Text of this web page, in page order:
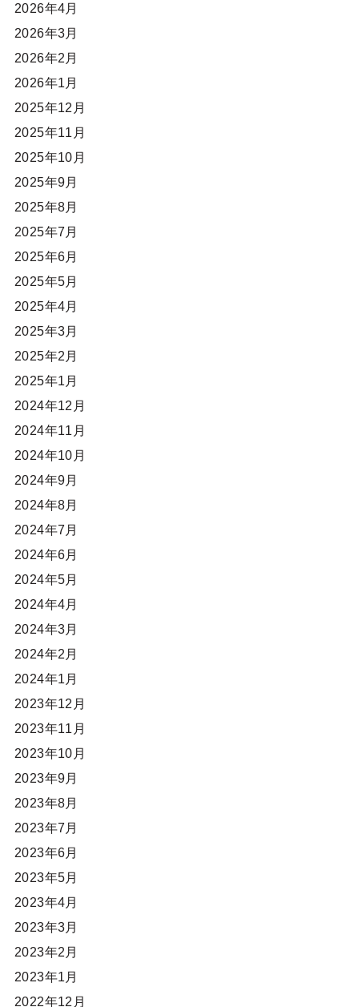
2026年4月
2026年3月
2026年2月
2026年1月
2025年12月
2025年11月
2025年10月
2025年9月
2025年8月
2025年7月
2025年6月
2025年5月
2025年4月
2025年3月
2025年2月
2025年1月
2024年12月
2024年11月
2024年10月
2024年9月
2024年8月
2024年7月
2024年6月
2024年5月
2024年4月
2024年3月
2024年2月
2024年1月
2023年12月
2023年11月
2023年10月
2023年9月
2023年8月
2023年7月
2023年6月
2023年5月
2023年4月
2023年3月
2023年2月
2023年1月
2022年12月